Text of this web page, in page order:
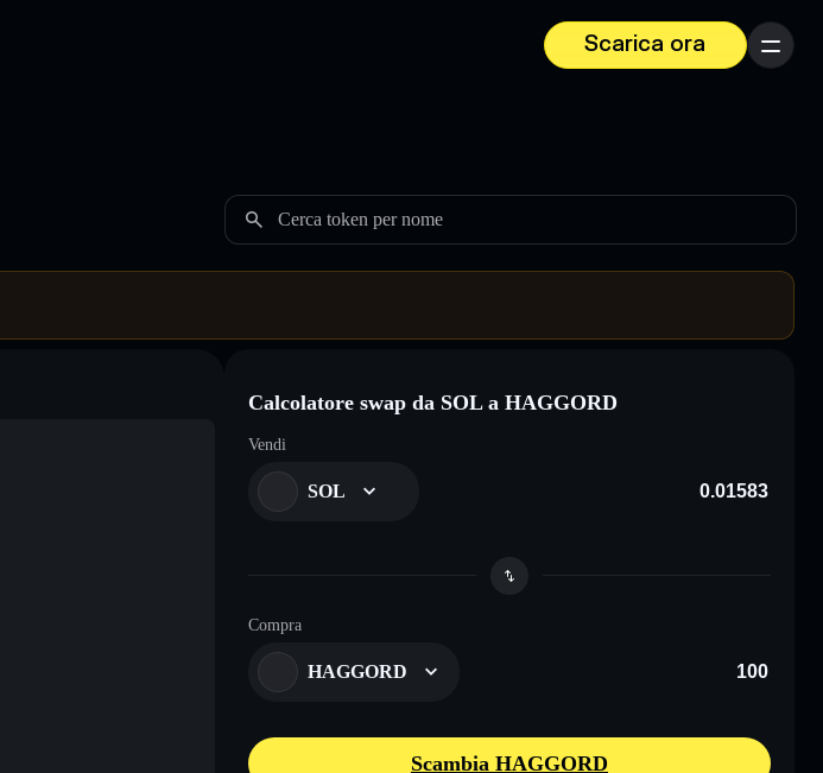
Scarica ora
Menu
Cerca token per nome
Calcolatore swap da SOL a HAGGORD
Vendi
SOL
Compra
HAGGORD
Scambia HAGGORD